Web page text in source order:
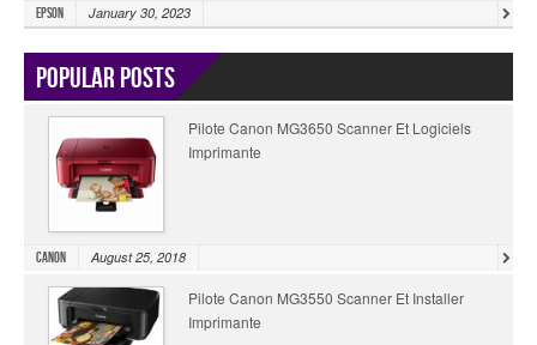
Epson January 30, 2023
Popular Posts
Pilote Canon MG3650 Scanner Et Logiciels
Imprimante
Canon August 25, 2018
Pilote Canon MG3550 Scanner Et Installer
Imprimante